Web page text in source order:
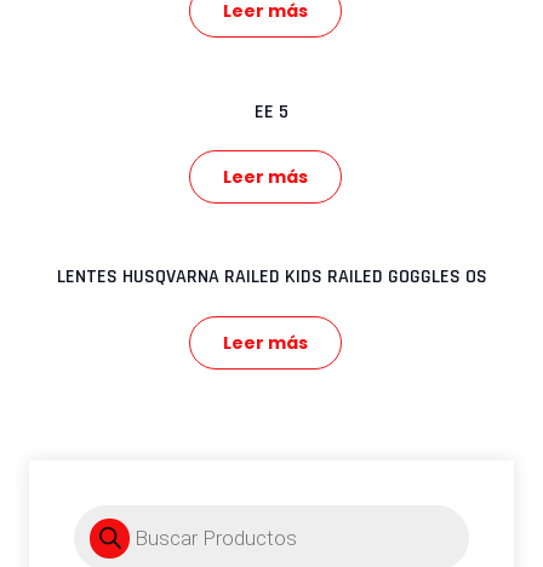
Leer más
EE 5
Leer más
LENTES HUSQVARNA RAILED KIDS RAILED GOGGLES OS
Leer más
Búsqueda
de
productos